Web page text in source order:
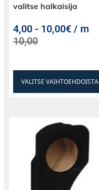
valitse halkaisija
4,00 - 10,00€ / m
10,00
VALITSE VAIHTOEHDOISTA